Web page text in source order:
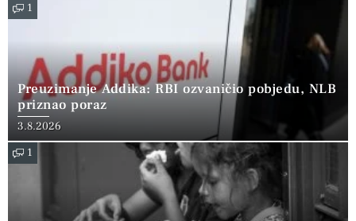
1
Preuzimanje Addika: RBI ozvaničio pobjedu, NLB
priznao poraz
3.8.2026
1